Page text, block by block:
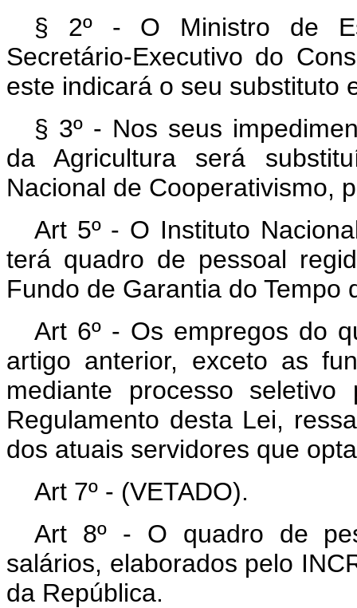
§ 2º - O Ministro de
Secretário-Executivo do
este indicará o seu substituto
§ 3º - Nos seus
da Agricultura será
Nacional de Cooperativismo,
Art 5º - O Instituto
terá quadro de pessoal
Fundo de Garantia do Tempo
Art 6º - Os empregos do
artigo anterior, exceto as
mediante processo
Regulamento desta Lei,
dos atuais servidores que
Art 7º - (VETADO).
Art 8º - O quadro de
salários, elaborados pelo
da República.